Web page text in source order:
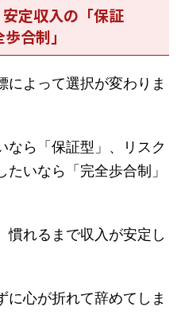
定収入の「保証
合制」
によって選択が変わりま
なら「保証型」、リスク
いなら「完全歩合制」
慣れるまで収入が安定し
に心が折れて辞めてしま